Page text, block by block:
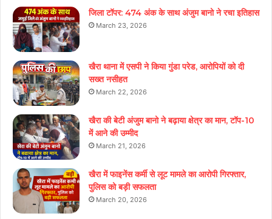
जिला टॉपर: 474 अंक के साथ अंजुम बानो ने रचा इतिहास
March 23, 2026
खैरा थाना में एसपी ने किया गुंडा परेड, आरोपियों को दी
सख्त नसीहत
March 22, 2026
खैरा की बेटी अंजुम बानो ने बढ़ाया क्षेत्र का मान, टॉप-10
में आने की उम्मीद
March 21, 2026
खैरा में फाइनेंस कर्मी से लूट मामले का आरोपी गिरफ्तार,
पुलिस को बड़ी सफलता
March 20, 2026